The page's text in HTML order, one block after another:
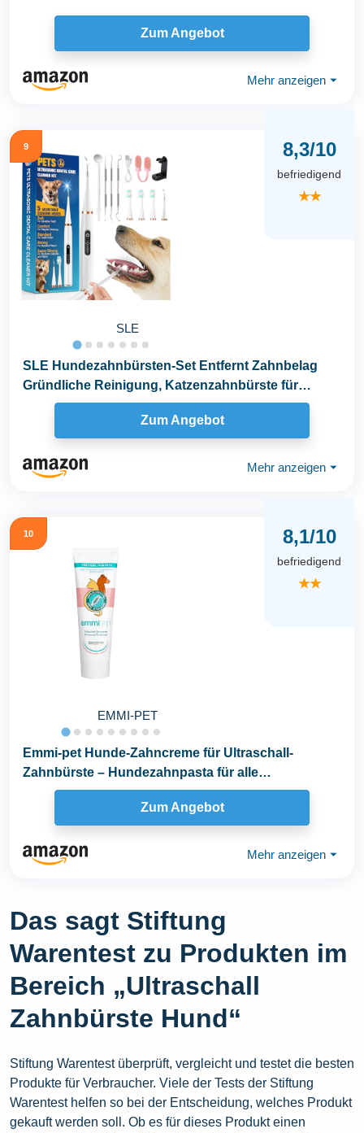
Zum Angebot
Mehr anzeigen ⏷
9
SLE
8,3/10
befriedigend
★★
SLE Hundezahnbürsten-Set Entfernt Zahnbelag
Gründliche Reinigung, Katzenzahnbürste für
Hunde...
Zum Angebot
Mehr anzeigen ⏷
10
EMMI-PET
8,1/10
befriedigend
★★
Emmi-pet Hunde-Zahncreme für Ultraschall-
Zahnbürste – Hundezahnpasta für alle
Hunderassen...
Zum Angebot
Mehr anzeigen ⏷
Das sagt Stiftung
Warentest zu Produkten im
Bereich „Ultraschall
Zahnbürste Hund“
Stiftung Warentest überprüft, vergleicht und testet die besten
Produkte für Verbraucher. Viele der Tests der Stiftung
Warentest helfen so bei der Entscheidung, welches Produkt
gekauft werden soll. Ob es für dieses Produkt einen